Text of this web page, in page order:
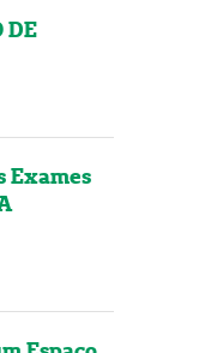
DE
Exames